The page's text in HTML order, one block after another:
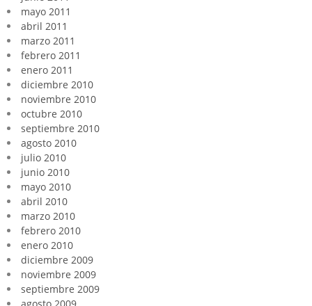
mayo 2011
abril 2011
marzo 2011
febrero 2011
enero 2011
diciembre 2010
noviembre 2010
octubre 2010
septiembre 2010
agosto 2010
julio 2010
junio 2010
mayo 2010
abril 2010
marzo 2010
febrero 2010
enero 2010
diciembre 2009
noviembre 2009
septiembre 2009